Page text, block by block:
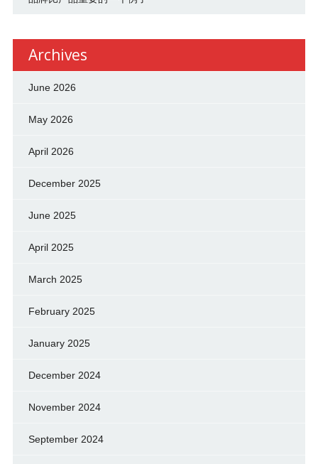
Archives
June 2026
May 2026
April 2026
December 2025
June 2025
April 2025
March 2025
February 2025
January 2025
December 2024
November 2024
September 2024